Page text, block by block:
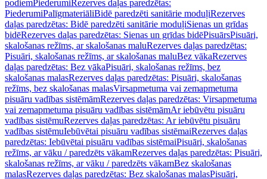
podiemPiederumiRezerves daļas paredzētas:
PiederumiPalīgmateriāliBidē paredzēti sanitārie moduļiRezerves
daļas paredzētas: Bidē paredzēti sanitārie moduļiSienas un grīdas
bidēRezerves daļas paredzētas: Sienas un grīdas bidēPisuārsPisuāri,
skalošanas režīms, ar skalošanas maluRezerves daļas paredzētas:
Pisuāri, skalošanas režīms, ar skalošanas maluBez vākaRezerves
daļas paredzētas: Bez vākaPisuāri, skalošanas režīms, bez
skalošanas malasRezerves daļas paredzētas: Pisuāri, skalošanas
režīms, bez skalošanas malasVirsapmetuma vai zemapmetuma
pisuāru vadības sistēmāmRezerves daļas paredzētas: Virsapmetuma
vai zemapmetuma pisuāru vadības sistēmāmAr iebūvētu pisuāru
vadības sistēmuRezerves daļas paredzētas: Ar iebūvētu pisuāru
vadības sistēmuIebūvētai pisuāru vadības sistēmaiRezerves daļas
paredzētas: Iebūvētai pisuāru vadības sistēmaiPisuāri, skalošanas
režīms, ar vāku / paredzēts vākamRezerves daļas paredzētas: Pisuāri,
skalošanas režīms, ar vāku / paredzēts vākamBez skalošanas
malasRezerves daļas paredzētas: Bez skalošanas malasPisuāri,